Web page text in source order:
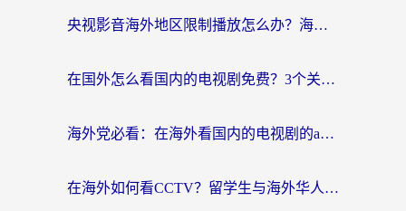
央视影音海外地区限制播放怎么办？海外华人必看的追剧自由指南
在国外怎么看国内的电视剧免费？3个关键步骤+1款靠谱加速器帮你搞定
海外党必看：在海外看国内的电视剧的app选对了吗？3步解决地域限制烦恼
在海外如何看CCTV？留学生与海外华人的实用回国加速指南